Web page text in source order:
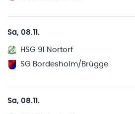
Sa, 08.11.
HSG 91 Nortorf
SG Bordesholm/Brügge
Sa, 08.11.